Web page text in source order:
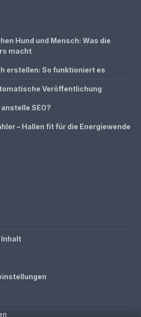
Hund und Mensch: Was die
macht
erstellen: So funktioniert es
Veröffentlichung
SEO?
– Hallen fit für die Energiewende